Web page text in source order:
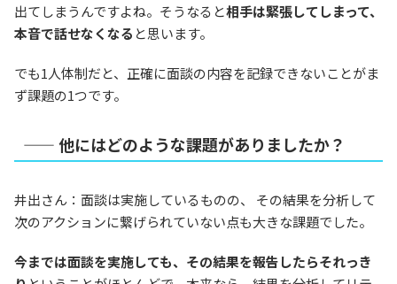
出てしまうんですよね。そうなると相手は緊張してしまって、
本音で話せなくなる と思います。
でも1人体制だと、正確に面談の内容を記録できないことがま
ず課題の1つです。
—— 他にはどのような課題がありましたか？
井出さん：面談は実施しているものの、 その結果を分析して
次のアクションに繋げられていない点も大きな課題でした。
今までは面談を実施しても、その結果を報告したらそれっき